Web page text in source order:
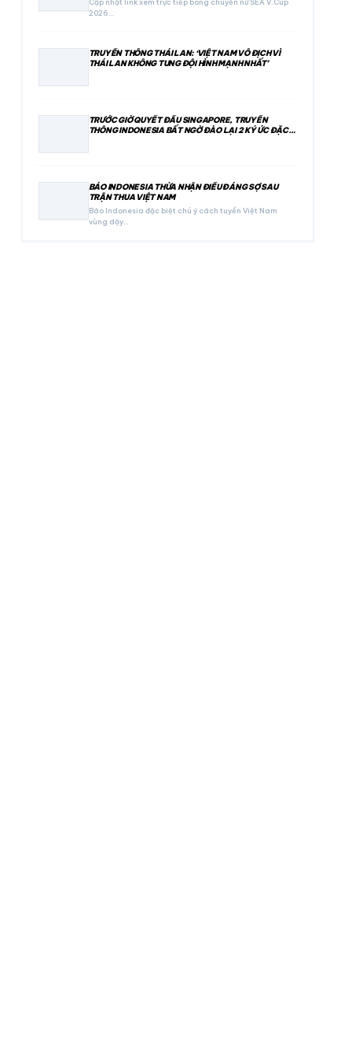
Cập nhật link xem trực tiếp bóng chuyền nữ SEA V.Cup
2026…
TRUYỀN THÔNG THÁI LAN: ‘VIỆT NAM VÔ ĐỊCH VÌ
THÁI LAN KHÔNG TUNG ĐỘI HÌNH MẠNH NHẤT’
TRƯỚC GIỜ QUYẾT ĐẤU SINGAPORE, TRUYỀN
THÔNG INDONESIA BẤT NGỜ ĐÀO LẠI 2 KÝ ỨC ĐẶC
BÁO INDONESIA THỪA NHẬN ĐIỀU ĐÁNG SỢ SAU
TRẬN THUA VIỆT NAM
Báo Indonesia đặc biệt chú ý cách tuyển Việt Nam
vùng dậy…